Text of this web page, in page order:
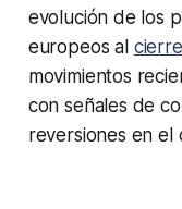
evolución de los
europeos al cierre
movimientos
con señales de
reversiones en el